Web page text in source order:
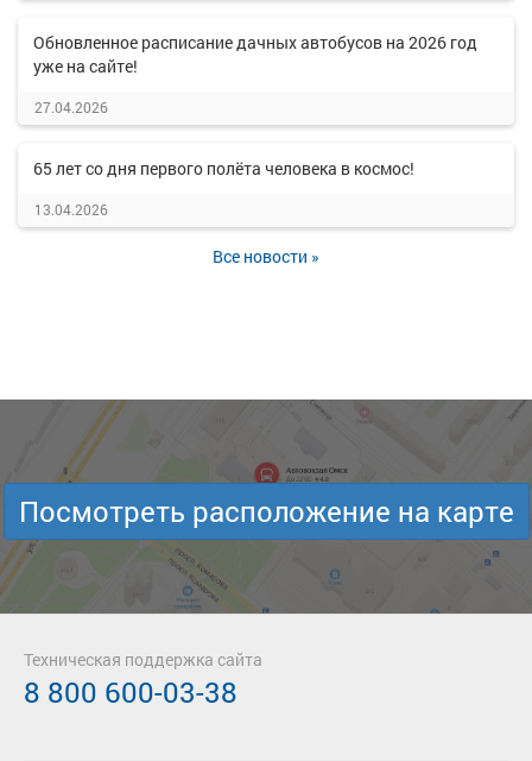
Обновленное расписание дачных автобусов на 2026 год
уже на сайте!
27.04.2026
65 лет со дня первого полёта человека в космос!
13.04.2026
Все новости »
Посмотреть расположение на карте
Техническая поддержка сайта
8 800 600-03-38